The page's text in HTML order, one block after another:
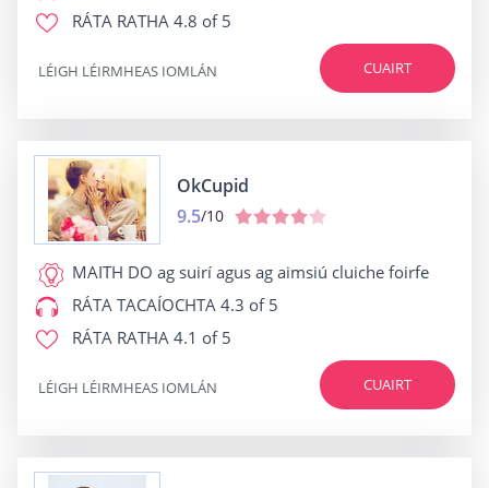
RÁTA RATHA 4.8 of 5
CUAIRT
LÉIGH LÉIRMHEAS IOMLÁN
OkCupid
9.5/10
MAITH DO ag suirí agus ag aimsiú cluiche foirfe
RÁTA TACAÍOCHTA 4.3 of 5
RÁTA RATHA 4.1 of 5
CUAIRT
LÉIGH LÉIRMHEAS IOMLÁN